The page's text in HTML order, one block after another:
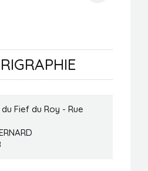
Fief du Roy - Rue